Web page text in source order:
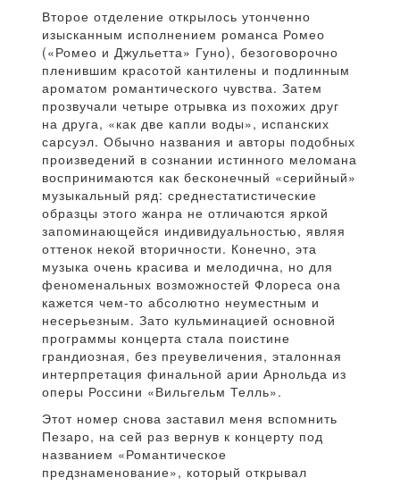
Второе отделение открылось утонченно
изысканным исполнением романса Ромео
(«Ромео и Джульетта» Гуно), безоговорочно
пленившим красотой кантилены и подлинным
ароматом романтического чувства. Затем
прозвучали четыре отрывка из похожих друг
на друга, «как две капли воды», испанских
сарсуэл. Обычно названия и авторы подобных
произведений в сознании истинного меломана
воспринимаются как бесконечный «серийный»
музыкальный ряд: среднестатистические
образцы этого жанра не отличаются яркой
запоминающейся индивидуальностью, являя
оттенок некой вторичности. Конечно, эта
музыка очень красива и мелодична, но для
феноменальных возможностей Флореса она
кажется чем-то абсолютно неуместным и
несерьезным. Зато кульминацией основной
программы концерта стала поистине
грандиозная, без преувеличения, эталонная
интерпретация финальной арии Арнольда из
оперы Россини «Вильгельм Телль».
Этот номер снова заставил меня вспомнить
Пезаро, на сей раз вернув к концерту под
названием «Романтическое
предзнаменование», который открывал